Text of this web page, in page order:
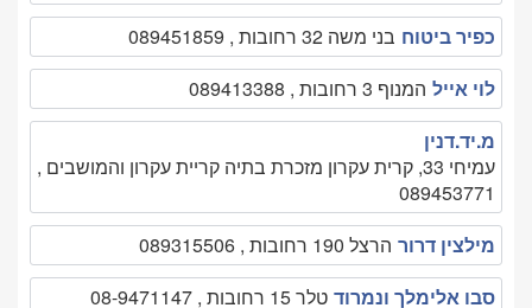
כפיר ביטוח בני משה 32 רחובות , 089451859
לוי אייל המנוף 3 רחובות , 089413388
מ.יד.דנין
עמיחי 33, קרית עקרון מזכרת בתיה קריית עקרון והמושבים ,
089453771
מילצין דרור הרצל 190 רחובות , 089315506
סבו אלימלך ונמרוד טלר 15 רחובות , 08-9471147